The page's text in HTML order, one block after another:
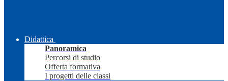
Didattica
Panoramica
Percorsi di studio
Offerta formativa
I progetti delle classi